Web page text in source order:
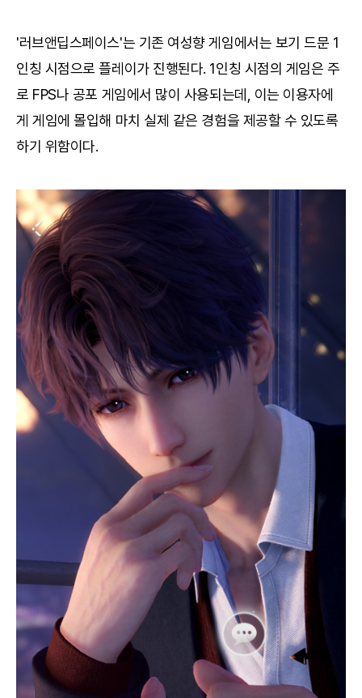
'러브앤딥스페이스'는 기존 여성향 게임에서는 보기 드문 1
인칭 시점으로 플레이가 진행된다. 1인칭 시점의 게임은 주
로 FPS나 공포 게임에서 많이 사용되는데, 이는 이용자에
게 게임에 몰입해 마치 실제 같은 경험을 제공할 수 있도록
하기 위함이다.